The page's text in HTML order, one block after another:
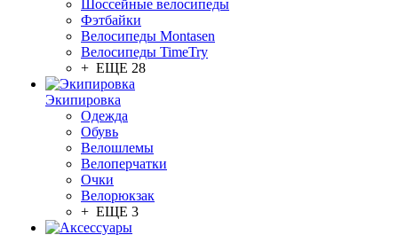
Шоссейные велосипеды
Фэтбайки
Велосипеды Montasen
Велосипеды TimeTry
+ ЕЩЕ 28
Экипировка
Одежда
Обувь
Велошлемы
Велоперчатки
Очки
Велорюкзак
+ ЕЩЕ 3